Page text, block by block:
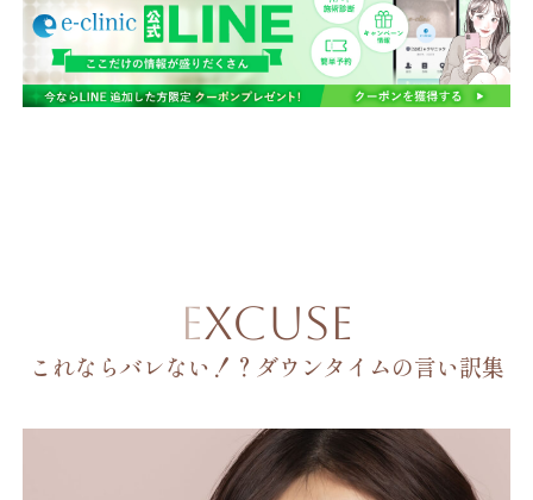
EXCUSE
これならバレない！？ダウンタイムの言い訳集